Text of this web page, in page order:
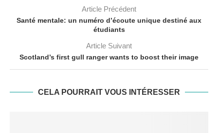
Article Précédent
Santé mentale: un numéro d’écoute unique destiné aux
étudiants
Article Suivant
Scotland’s first gull ranger wants to boost their image
CELA POURRAIT VOUS INTÉRESSER